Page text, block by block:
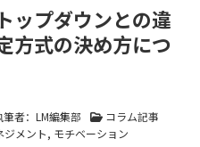
ップダウンとの違
方式の決め方につ
筆者：LM編集部
コラム記事
ジメント モチベーション